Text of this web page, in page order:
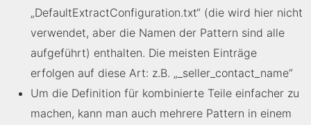
„DefaultExtractConfiguration.txt“ (die wird hier nicht
verwendet, aber die Namen der Pattern sind alle
aufgeführt) enthalten. Die meisten Einträge
erfolgen auf diese Art: z.B. „_seller_contact_name“
Um die Definition für kombinierte Teile einfacher zu
machen, kann man auch mehrere Pattern in einem